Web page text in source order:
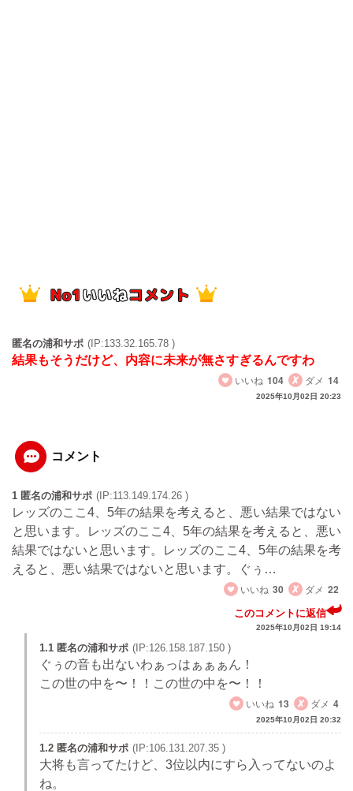
匿名の浦和サポ (IP:133.32.165.78 )
結果もそうだけど、内容に未来が無さすぎるんですわ
いいね 104 ダメ 14
2025年10月02日 20:23
コメント
1 匿名の浦和サポ (IP:113.149.174.26 )
レッズのここ4、5年の結果を考えると、悪い結果ではない
と思います。レッズのここ4、5年の結果を考えると、悪い
結果ではないと思います。レッズのここ4、5年の結果を考
えると、悪い結果ではないと思います。ぐぅ…
いいね 30 ダメ 22
このコメントに返信
2025年10月02日 19:14
1.1 匿名の浦和サポ (IP:126.158.187.150 )
ぐぅの音も出ないわぁっはぁぁぁん！
この世の中を〜！！この世の中を〜！！
いいね 13 ダメ 4
2025年10月02日 20:32
1.2 匿名の浦和サポ (IP:106.131.207.35 )
大将も言ってたけど、3位以内にすら入ってないのよ
ね。